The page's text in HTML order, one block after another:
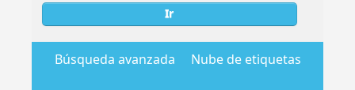
Ir
Búsqueda avanzada Nube de etiquetas